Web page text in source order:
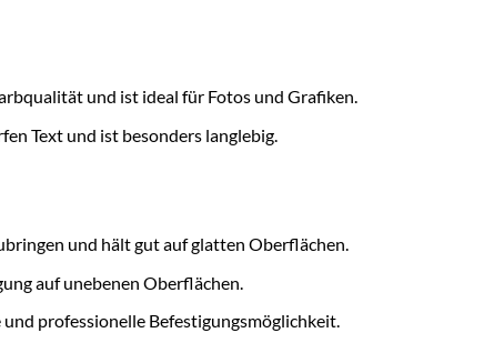
und ist ideal für Fotos und Grafiken.
Text und ist besonders langlebig.
und hält gut auf glatten Oberflächen.
auf unebenen Oberflächen.
professionelle Befestigungsmöglichkeit.